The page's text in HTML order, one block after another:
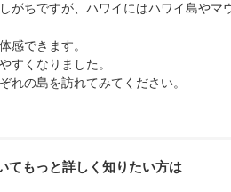
がちですが、ハワイにはハワイ島やマ
感できます。
すくなりました。
れの島を訪れてみてください。
てもっと詳しく知りたい方は